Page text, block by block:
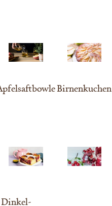
Birnenkuchen
Dinkel-